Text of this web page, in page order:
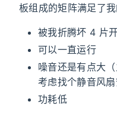
板组成的矩阵满足了我
被我折腾坏 4 片
可以一直运行
噪音还是有点大
考虑找个静音风扇
功耗低